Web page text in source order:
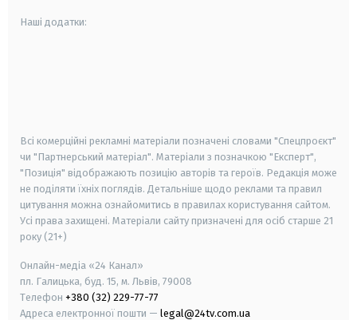
Наші додатки:
Всі комерційні рекламні матеріали позначені словами "Спецпроєкт"
чи "Партнерський матеріал". Матеріали з позначкою "Експерт",
"Позиція" відображають позицію авторів та героїв. Редакція може
не поділяти їхніх поглядів. Детальніше щодо реклами та правил
цитування можна ознайомитись в правилах користування сайтом.
Усі права захищені. Матеріали сайту призначені для осіб старше 21
року (21+)
Онлайн-медіа «24 Канал»
пл. Галицька, буд. 15, м. Львів, 79008
Телефон +380 (32) 229-77-77
Адреса електронної пошти — legal@24tv.com.ua